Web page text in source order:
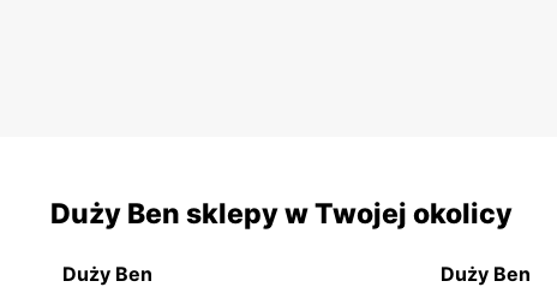
Duży Ben sklepy w Twojej okolicy
Duży Ben Duży Ben